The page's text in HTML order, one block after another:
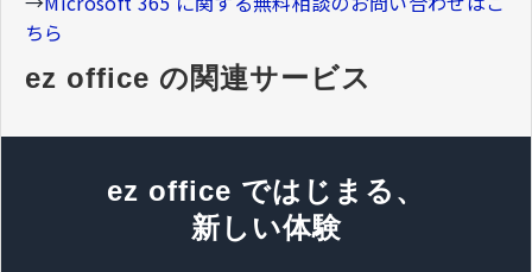
ちら
ez office の関連サービス
ez office ではじまる、
新しい体験